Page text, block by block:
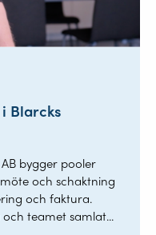
Blarcks
bygger pooler
och schaktning
och faktura.
teamet samlat...